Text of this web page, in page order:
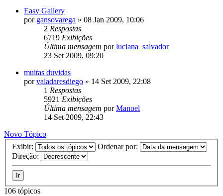
Easy Gallery
por gansovarega » 08 Jan 2009, 10:06
2 Respostas
6719 Exibições
Última mensagem porluciana_salvador
23 Set 2009, 09:20
muitas duvidas
porvaladaresdiego » 14 Set 2009, 22:08
1 Respostas
5921 Exibições
Última mensagem porManoel
14 Set 2009, 22:43
Novo Tópico
Exibir:
Ordenar por:
Direção:
106 tópicos